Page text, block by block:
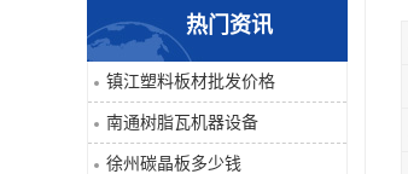
碳晶板生产线
PVC仿大理石板生产线
热门资讯
镇江塑料板材批发价格
南通树脂瓦机器设备
徐州碳晶板多少钱